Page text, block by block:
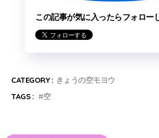
この記事が気に入ったらフォロー
CATEGORY : きょうの空モヨウ
TAGS :
空